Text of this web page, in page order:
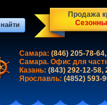
найти
Продажа
Самара: (846) 205-78-
Самара. Офис для
Казань: (843) 292-12-58,
Ярославль: (4852) 593-